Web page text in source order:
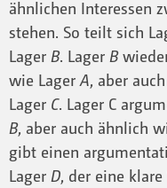
ähnlichen Interessen
stehen. So teilt sich
Lager B. Lager B
wie Lager A, aber
Lager C. Lager C
B, aber auch ähnlich
gibt einen
Lager D, der eine